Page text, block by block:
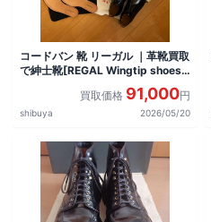
コードバン 靴 リーガル ｜革靴買取
で紳士靴[REGAL Wingtip shoes]
買取価格 91,000円
shibuya 2026/05/20